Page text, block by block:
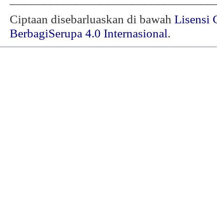
Ciptaan disebarluaskan di bawah Lisensi
BerbagiSerupa 4.0 Internasional.